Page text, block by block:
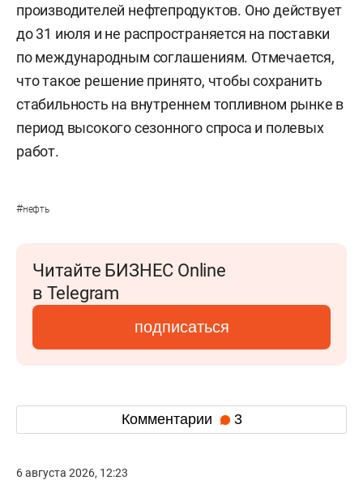
производителей нефтепродуктов. Оно действует
до 31 июля и не распространяется на поставки
по международным соглашениям. Отмечается,
что такое решение принято, чтобы сохранить
стабильность на внутреннем топливном рынке в
период высокого сезонного спроса и полевых
работ.
#нефть
Читайте БИЗНЕС Online
в Telegram
подписаться
Комментарии 3
6 августа 2026, 12:23